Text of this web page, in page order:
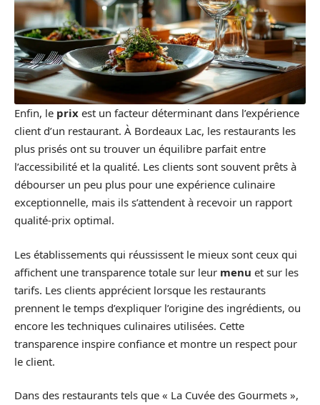
Enfin, le prix est un facteur déterminant dans l’expérience
client d’un restaurant. À Bordeaux Lac, les restaurants les
plus prisés ont su trouver un équilibre parfait entre
l’accessibilité et la qualité. Les clients sont souvent prêts à
débourser un peu plus pour une expérience culinaire
exceptionnelle, mais ils s’attendent à recevoir un rapport
qualité-prix optimal.
Les établissements qui réussissent le mieux sont ceux qui
affichent une transparence totale sur leur menu et sur les
tarifs. Les clients apprécient lorsque les restaurants
prennent le temps d’expliquer l’origine des ingrédients, ou
encore les techniques culinaires utilisées. Cette
transparence inspire confiance et montre un respect pour
le client.
Dans des restaurants tels que « La Cuvée des Gourmets »,